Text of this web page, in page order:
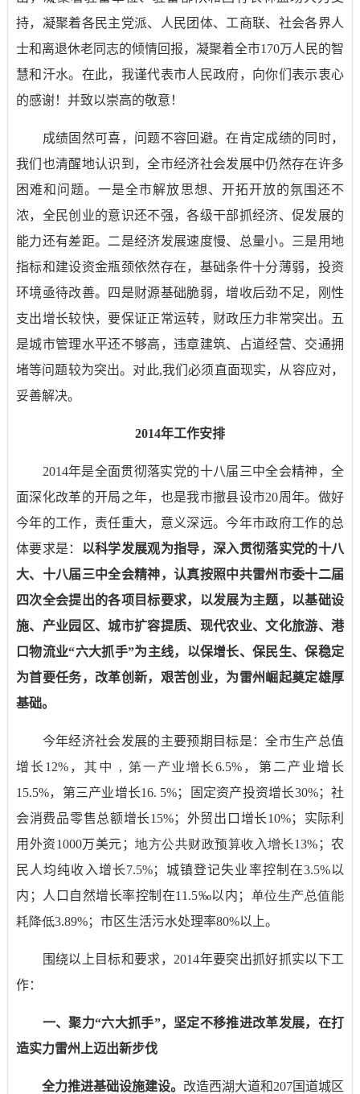
持，凝聚着各民主党派、人民团体、工商联、社会各界人
士和离退休老同志的倾情回报，凝聚着全市170万人民的智
慧和汗水。在此，我谨代表市人民政府，向你们表示衷心
的感谢！并致以崇高的敬意！
成绩固然可喜，问题不容回避。在肯定成绩的同时，
我们也清醒地认识到，全市经济社会发展中仍然存在许多
困难和问题。一是全市解放思想、开拓开放的氛围还不
浓，全民创业的意识还不强，各级干部抓经济、促发展的
能力还有差距。二是经济发展速度慢、总量小。三是用地
指标和建设资金瓶颈依然存在，基础条件十分薄弱，投资
环境亟待改善。四是财源基础脆弱，增收后劲不足，刚性
支出增长较快，要保证正常运转，财政压力非常突出。五
是城市管理水平还不够高，违章建筑、占道经营、交通拥
堵等问题较为突出。对此,我们必须直面现实，从容应对，
妥善解决。
2014年工作安排
2014年是全面贯彻落实党的十八届三中全会精神，全
面深化改革的开局之年，也是我市撤县设市20周年。做好
今年的工作，责任重大，意义深远。今年市政府工作的总
体要求是： 以科学发展观为指导，深入贯彻落实党的十八
大、十八届三中全会精神，认真按照中共雷州市委十二届
四次全会提出的各项目标要求，以发展为主题，以基础设
施、产业园区、城市扩容提质、现代农业、文化旅游、港
口物流业“六大抓手”为主线， 以保增长、保民生、保稳定
为首要任务，改革创新， 艰苦创业，为雷州崛起奠定雄厚
基础。
今年经济社会发展的主要预期目标是：全市生产总值
增长 12% ，其中，第一产业增长6.5% ，第二产业增长
15.5%，第三产业增长16. 5%；固定资产投资增长30%；社
会消费品零售总额增长15%；外贸出口增长10%；实际利
用外资1000万美元； 地方公共财政预算收入增长13% ；农
民人均纯收入增长7.5%；城镇登记失业率控制在3.5%以
内；人口自然增长率控制在11.5‰以内； 单位生产总值能
耗降低3.89%；市区生活污水处理率80%以上。
围绕以上目标和要求， 2014年要突出抓好抓实以下工
作：
一、聚力“六大抓手”，坚定不移推进改革发展，在打
造实力雷州上迈出新步伐
全力推进基础设施建设。 改造西湖大道和207国道城区